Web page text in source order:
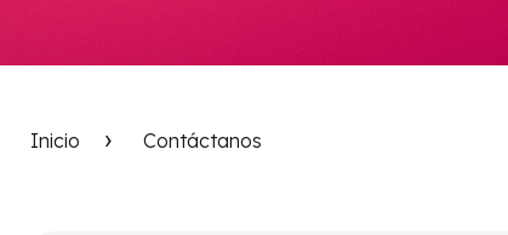
Inicio Contáctanos